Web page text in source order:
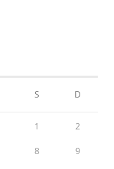
S D
1 2
8 9